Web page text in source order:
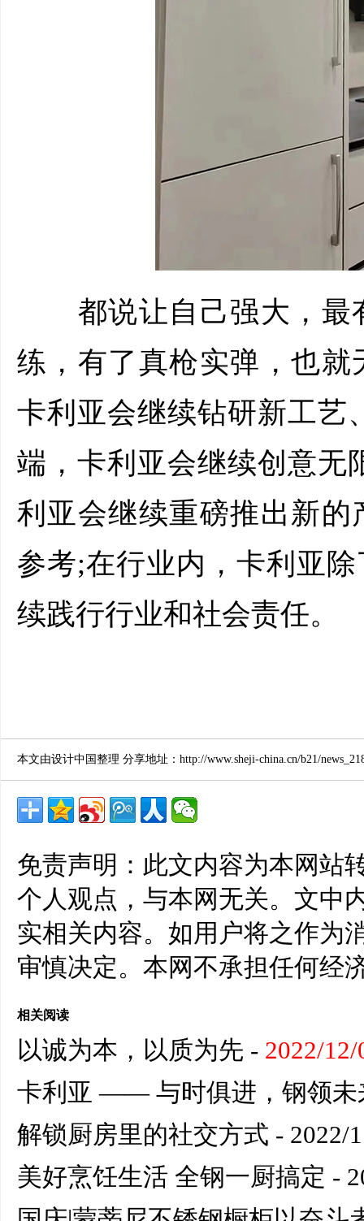
都说让自己强大，最
练，有了真枪实弹，也
卡利亚会继续钻研新工艺
端，卡利亚会继续创意无
利亚会继续重磅推出新
参考;在行业内，卡利亚
续践行行业和社会责任。
本文由设计中国整理 分享地址：http://www.sheji-china.cn/b21/
免责声明：此文内容为本网站
个人观点，与本网无关。文中
实相关内容。如用户将之作为
审慎决定。本网不承担任何经
相关阅读
以诚为本，以质为先 - 2022/12/
卡利亚 —— 与时俱进，钢领未
解锁厨房里的社交方式 - 2022/
美好烹饪生活 全钢一厨搞定 -